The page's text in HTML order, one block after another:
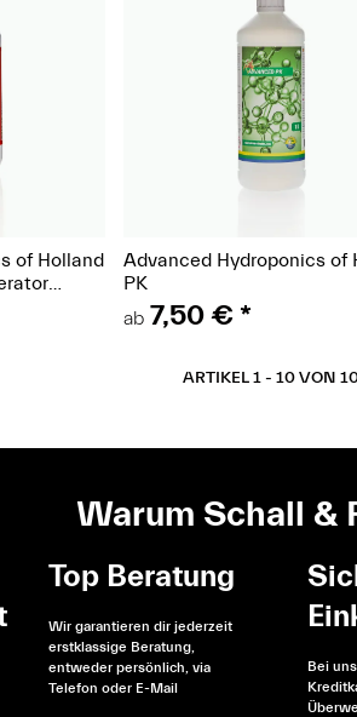
of Holland
Advanced Hydroponics of
PK
ab 7,50 €*
ARTIKEL 1 - 10 VON
Warum Schall &
Top Beratung
Wir garantieren dir jederzeit
erstklassige Beratung,
entweder persönlich, via
Telefon oder E-Mail
Bei